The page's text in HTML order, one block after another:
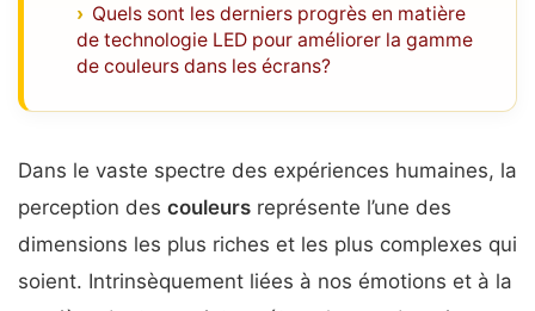
Quels sont les derniers progrès en matière
de technologie LED pour améliorer la gamme
de couleurs dans les écrans?
Dans le vaste spectre des expériences humaines, la
perception des couleurs représente l’une des
dimensions les plus riches et les plus complexes qui
soient. Intrinsèquement liées à nos émotions et à la